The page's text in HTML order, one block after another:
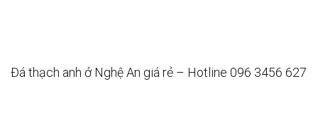
Đá thạch anh ở Nghệ An giá rẻ – Hotline 096 3456 627